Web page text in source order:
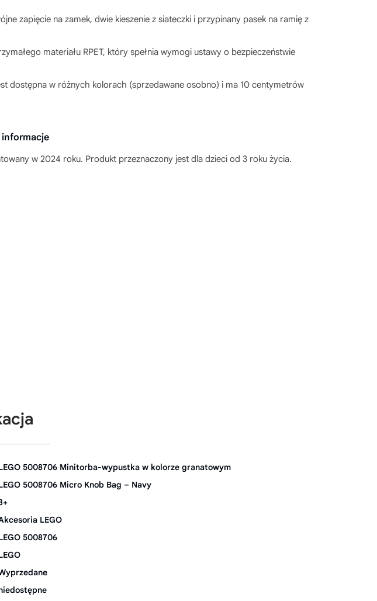
zapięcie na zamek, dwie kieszenie z siateczki i przypinany pasek na ramię z
materiału RPET, który spełnia wymogi ustawy o bezpieczeństwie
dostępna w różnych kolorach (sprzedawane osobno) i ma 10 centymetrów
w 2024 roku. Produkt przeznaczony jest dla dzieci od 3 roku życia.
5008706 Minitorba-wypustka w kolorze granatowym
5008706 Micro Knob Bag – Navy
LEGO
5008706